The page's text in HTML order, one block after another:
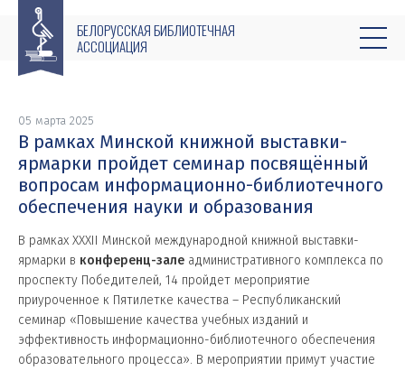
БЕЛОРУССКАЯ БИБЛИОТЕЧНАЯ
АССОЦИАЦИЯ
05 марта 2025
В рамках Минской книжной выставки-
ярмарки пройдет семинар посвящённый
вопросам информационно-библиотечного
обеспечения науки и образования
В рамках XXXII Минской международной книжной выставки-
ярмарки в конференц-зале административного комплекса по
проспекту Победителей, 14 пройдет мероприятие
приуроченное к Пятилетке качества – Республиканский
семинар «Повышение качества учебных изданий и
эффективность информационно-библиотечного обеспечения
образовательного процесса». В мероприятии примут участие